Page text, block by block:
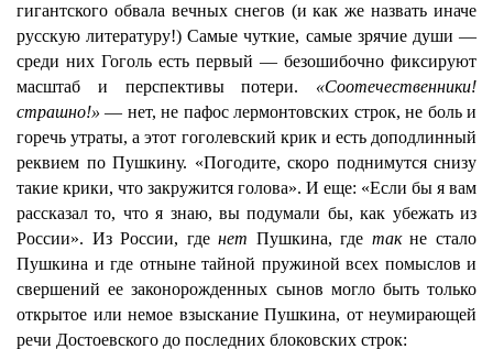
гигантского обвала вечных снегов (и как же назвать иначе
русскую литературу!) Самые чуткие, самые зрячие души —
среди них Гоголь есть первый — безошибочно фиксируют
масштаб и перспективы потери. «Соотечественники!
страшно!» — нет, не пафос лермонтовских строк, не боль и
горечь утраты, а этот гоголевский крик и есть доподлинный
реквием по Пушкину. «Погодите, скоро поднимутся снизу
такие крики, что закружится голова». И еще: «Если бы я вам
рассказал то, что я знаю, вы подумали бы, как убежать из
России». Из России, гденет Пушкина, где такне стало
Пушкина и где отныне тайной пружиной всех помыслов и
свершений ее законорожденных сынов могло быть только
открытое или немое взыскание Пушкина, от неумирающей
речи Достоевского до последних блоковских строк: